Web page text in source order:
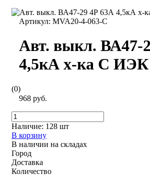
Артикул: MVA20-4-063-C
Авт. выкл. ВА47-
4,5кА х-ка С ИЭК
(0)
968 руб.
Наличие: 128 шт
В корзину
В наличии на складах
Город
Доставка
Количество